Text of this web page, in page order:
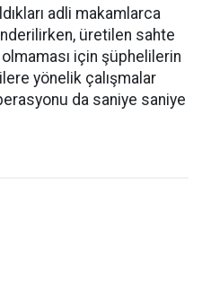
adli makamlarca
üretilen sahte
için şüphelilerin
yönelik çalışmalar
da saniye saniye